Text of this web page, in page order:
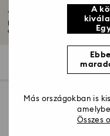
Ajándékok
Fedezze fel
és...
A
Más országokban is
Összes